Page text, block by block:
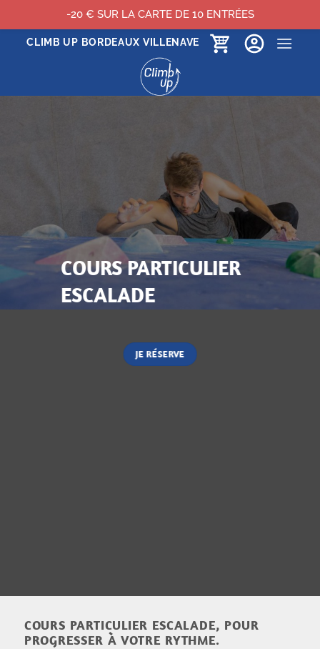
PasserCLIMB UP BORDEAUX VILLENAVE
COURS PARTICULIER
ESCALADE
JE RÉSERVE
COURS PARTICULIER ESCALADE, POUR
PROGRESSER À VOTRE RYTHME.
-20 € SUR LA CARTE DE 10 ENTRÉES